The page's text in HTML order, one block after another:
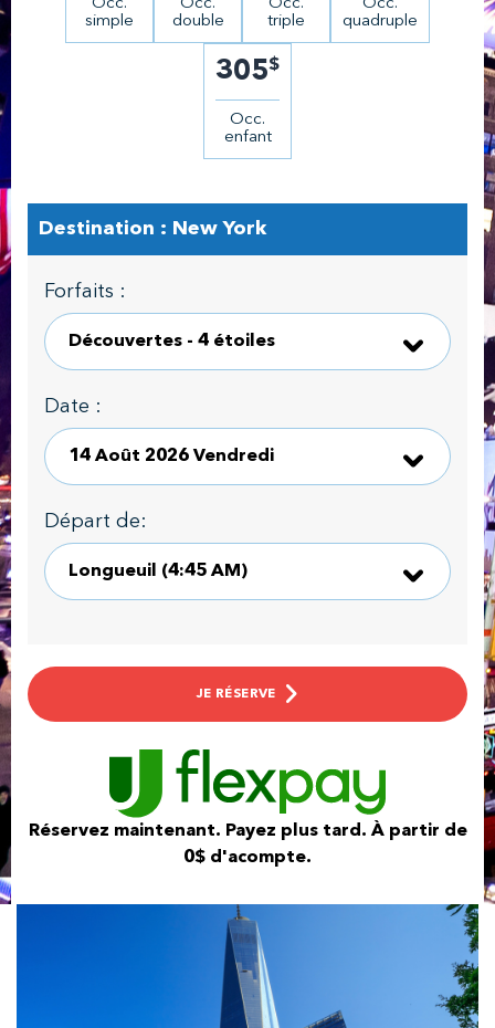
Occ.
simple
Occ.
double
Occ.
triple
Occ.
quadruple
305$
Occ.
enfant
Destination : New York
Forfaits :
Date :
Départ de:
JE RÉSERVE
Réservez maintenant. Payez plus tard. À partir de
0$ d'acompte.